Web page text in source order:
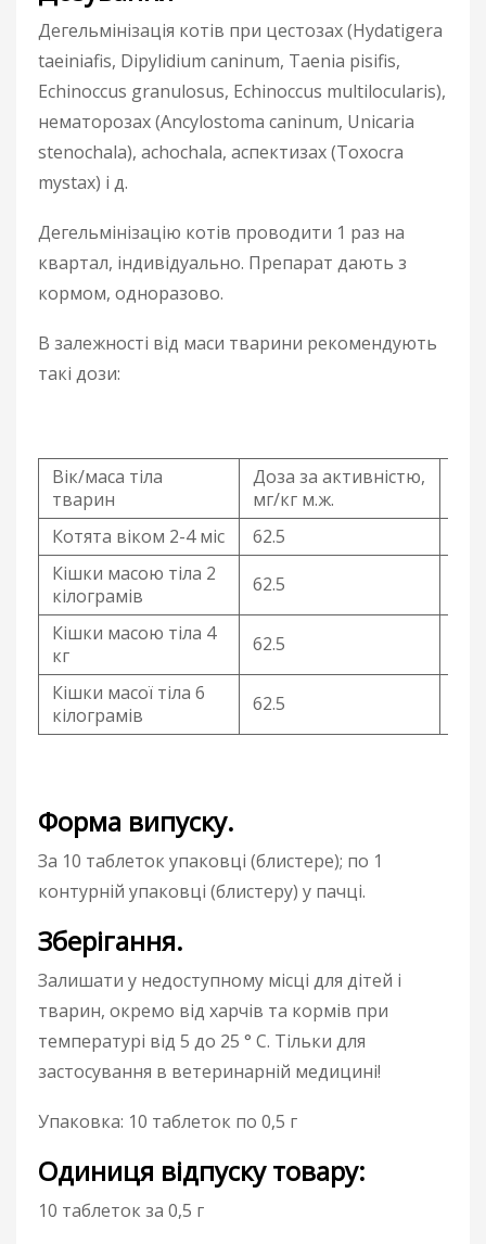
Дегельмінізація котів при цестозах (Hydatigera
taeiniafis, Dipylidium caninum, Taenia pisifis,
Echinoccus granulosus, Echinoccus multilocularis),
нематорозах (Ancylostoma caninum, Unicaria
stenochala), аchochala, аспектизах (Toxocra
mystax) і д.
Дегельмінізацію котів проводити 1 раз на
квартал, індивідуально. Препарат дають з
кормом, одноразово.
В залежності від маси тварини рекомендують
такі дози:
Вік/маса тіла
тварин
Доза за активністю,
мг/кг м.ж.
Котята віком 2-4 міс
62.5
Кішки масою тіла 2
кілограмів
62.5
Кішки масою тіла 4
кг
62.5
Кішки масої тіла 6
кілограмів
62.5
Форма випуску.
За 10 таблеток упаковці (блистере); по 1
контурній упаковці (блистеру) у пачці.
Зберігання.
Залишати у недоступному місці для дітей і
тварин, окремо від харчів та кормів при
температурі від 5 до 25 ° C. Тільки для
застосування в ветеринарній медицині!
Упаковка: 10 таблеток по 0,5 г
Одиниця відпуску товару:
10 таблеток за 0,5 г